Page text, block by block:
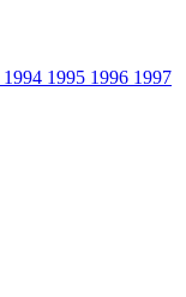
1994 1995 1996 1997